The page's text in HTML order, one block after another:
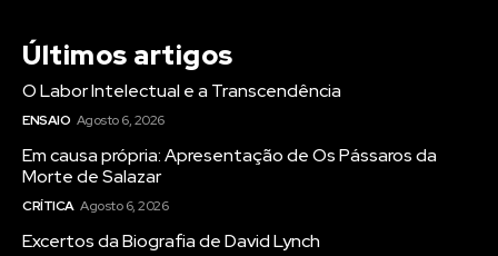
Últimos artigos
O Labor Intelectual e a Transcendência
ENSAIO Agosto 6, 2026
Em causa própria: Apresentação de Os Pássaros da
Morte de Salazar
CRÍTICA Agosto 6, 2026
Excertos da Biografia de David Lynch